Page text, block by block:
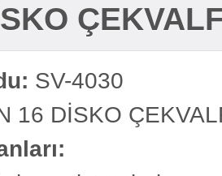
SV-4030
16 DİSKO